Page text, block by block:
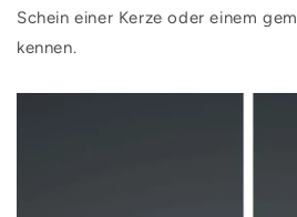
Schein einer Kerze oder einem
kennen.